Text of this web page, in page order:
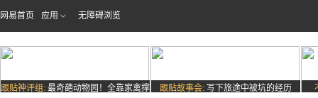
网易首页 应用 无障碍浏览
跟贴神评组: 最奇葩动物园！全靠家禽撑
跟贴故事会: 写下旅途中被坑的经历